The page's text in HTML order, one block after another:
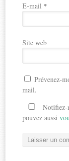
E-mail *
Site web
Prévenez-
mail.
Notifiez-
pouvez aussi